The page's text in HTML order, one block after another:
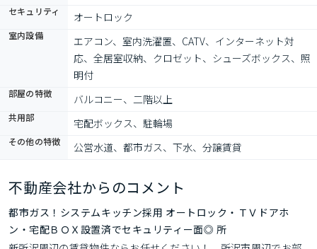
セキュリティ オートロック
室内設備
エアコン、室内洗濯置、CATV、インターネット対
応、全居室収納、クロゼット、シューズボックス、照
明付
部屋の特徴 バルコニー、二階以上
共用部 宅配ボックス、駐輪場
その他の特徴 公営水道、都市ガス、下水、分譲賃貸
不動産会社からのコメント
都市ガス！システムキッチン採用 オートロック・ＴＶドアホ
ン・宅配ＢＯＸ設置済でセキュリティー面◎ 所